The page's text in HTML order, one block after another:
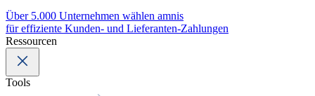
Über 5.000 Unternehmen wählen amnis
für effiziente Kunden- und Lieferanten-Zahlungen
Ressourcen
Tools